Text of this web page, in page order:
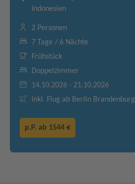
Indonesien
2 Personen
7 Tage / 6 Nächte
Frühstück
Doppelzimmer
14.10.2026 - 21.10.2026
inkl. Flug ab Berlin Brandenburg
p.P. ab 1544 €